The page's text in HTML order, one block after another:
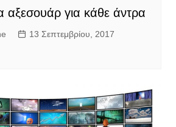
αξεσουάρ για κάθε άντρα
13 Σεπτεμβρίου, 2017